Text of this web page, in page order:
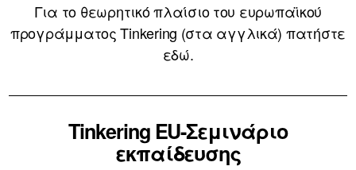
Για το θεωρητικό πλαίσιο του ευρωπαϊκού
προγράμματος Tinkering (στα αγγλικά) πατήστε
εδώ.
Tinkering EU-Σεμινάριο
εκπαίδευσης